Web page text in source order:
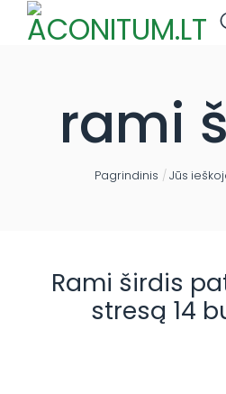
rami
Pagrindinis / Jūs
Rami širdis
stresą 14